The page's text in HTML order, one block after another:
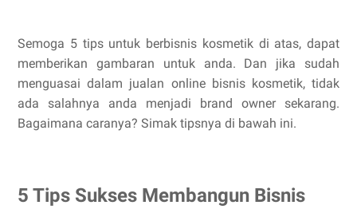
Semoga 5 tips untuk berbisnis kosmetik di atas, dapat
memberikan gambaran untuk anda. Dan jika sudah
menguasai dalam jualan online bisnis kosmetik, tidak
ada salahnya anda menjadi brand owner sekarang.
Bagaimana caranya? Simak tipsnya di bawah ini.
5 Tips Sukses Membangun Bisnis